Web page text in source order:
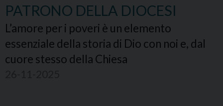
PATRONO DELLA DIOCESI
L’amore per i poveri è un elemento
essenziale della storia di Dio con noi e, dal
cuore stesso della Chiesa